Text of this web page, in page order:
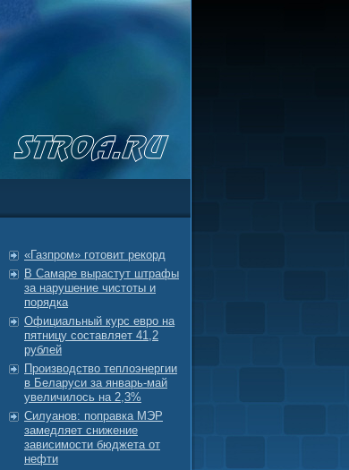
«Газпром» готовит рекорд
В Самаре вырастут штрафы
за нарушение чистоты и
порядка
Официальный курс евро на
пятницу составляет 41,2
рублей
Производство теплоэнергии
в Беларуси за январь-май
увеличилось на 2,3%
Силуанов: поправка МЭР
замедляет снижение
зависимости бюджета от
нефти